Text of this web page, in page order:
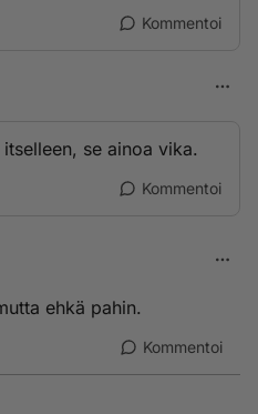
Kommentoi
se ainoa vika.
Kommentoi
ehkä pahin.
Kommentoi